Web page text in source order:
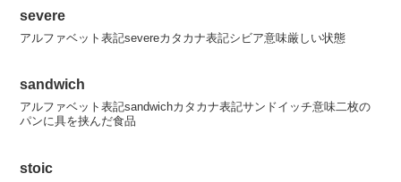
severe
アルファベット表記severeカタカナ表記シビア意味厳しい状態
sandwich
アルファベット表記sandwichカタカナ表記サンドイッチ意味二枚の
パンに具を挟んだ食品
stoic